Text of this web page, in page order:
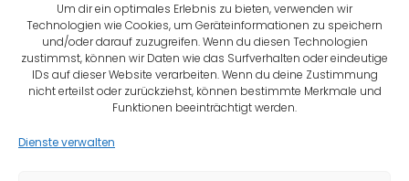
Um dir ein optimales Erlebnis zu bieten, verwenden wir
Technologien wie Cookies, um Geräteinformationen zu speichern
und/oder darauf zuzugreifen. Wenn du diesen Technologien
zustimmst, können wir Daten wie das Surfverhalten oder eindeutige
IDs auf dieser Website verarbeiten. Wenn du deine Zustimmung
nicht erteilst oder zurückziehst, können bestimmte Merkmale und
Funktionen beeinträchtigt werden.
Dienste verwalten
VEREINSSATZUNG KONTAKT
COOKIE-RICHTLINIE (EU)